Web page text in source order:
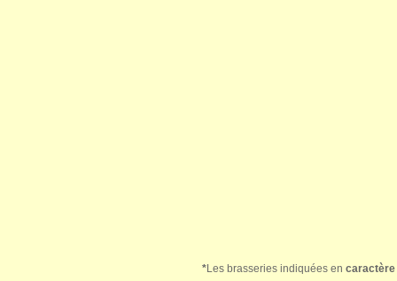
*Les brasseries indiquées en caractère